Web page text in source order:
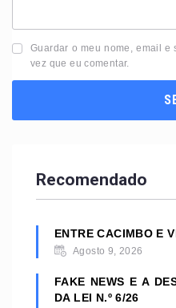
Guardar o meu nome, email
vez que eu comentar.
Recomendado
ENTRE CACIMBO E
Agosto 9, 2026
FAKE NEWS E A
DA LEI N.º 6/26